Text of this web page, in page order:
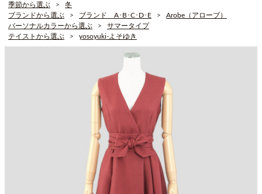
季節から選ぶ
冬
ブランドから選ぶ
ブランド A･B･C･D･E
Arobe（アローブ）
パーソナルカラーから選ぶ
サマータイプ
テイストから選ぶ
yosoyuki-よそゆき